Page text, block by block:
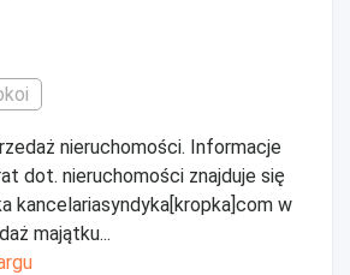
nieruchomości. Informacje
dot. nieruchomości znajduje się
kancelariasyndyka[kropka]com w
majątku...